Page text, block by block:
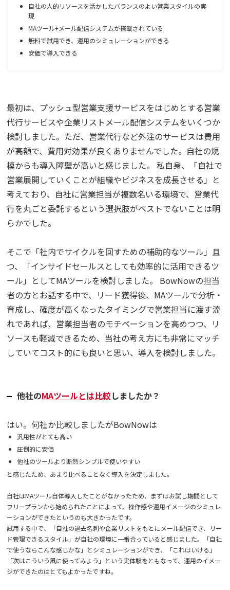
自社の人的リソースを活かしたバランスのよい営業スタイルの実
現
MAツール+メール配信システムが搭載されている
無料で試用でき、運用のシミュレーションができる
安価で導入できる
最初は、プッシュ型営業支援サービスをはじめとする営業
代行サービスや企業リストメール配信システムをいくつか
検討しました。ただ、営業代行など外注のサービスは費用
が高額で、費用対効果が良くありませんでした。自社の規
模からも導入障壁が高いと感じました。 私自身、「自社で
営業展開していくことが組織やビジネスを成長させる」と
考えており、自社に営業担当が複数名いる環境で、営業代
行を丸ごと委託するという選択肢がベストでないことは明
らかでした。
そこで「社内でサイクルを回すための補助的なツール」且
つ、「インサイドセールスとしても効率的に活用できるツ
ール」としてMAツールを検討しました。 BowNowの担当
者の方とお話する中で、リード獲得後、MAツールで分析・
育成し、確度が高くなったタイミングで営業担当に渡す流
れであれば、営業担当者のモチベーションを高めつつ、リ
ソースも軽減できるため、当社の考え方にも非常にマッチ
していてコスト的にも良いと思い、導入を検討しました。
他社のMAツールとは比較しましたか？
はい。何社か比較しましたがBowNowは
汎用性がとても高い
圧倒的に安価
他社のツールより断然シンプルで使いやすい
と感じたため、あまり比べることなく導入を決定しました。
自社はMAツール自体導入したことがなかったため、まずはお試し期間として
フリープランから始められたことによって、操作感や運用イメージのシミュレ
ーションができたというのも大きかったです。
試用する中で、「自社の過去名刺や企業リストをもとにメール配信でき、リー
ド管理できるスタイル」が自社の環境に一番合っていると感じました。「自社
で使うならこんな感じかな」とシミュレーションができ、「これはいける」
「次はこういう風に使ってみよう」という実体験をともなって、運用のイメー
ジができたのはとてもよかったですね。